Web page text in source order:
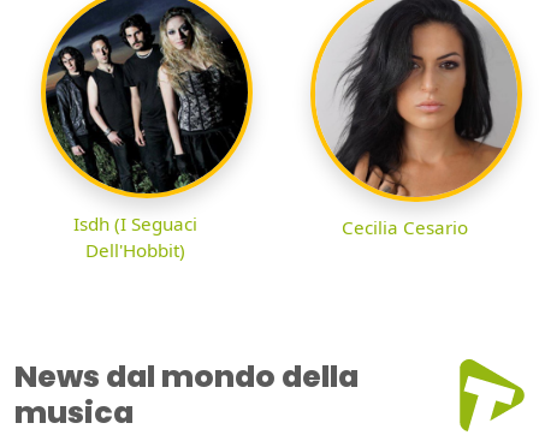
Isdh (I Seguaci
Dell'Hobbit)
Cecilia Cesario
News dal mondo della
musica